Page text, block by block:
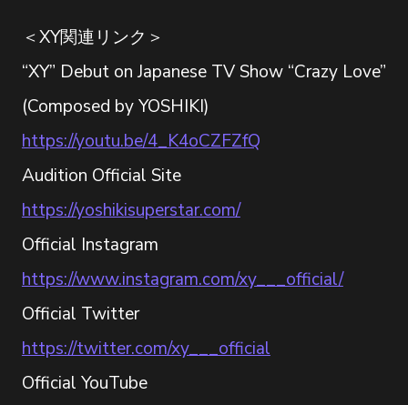
＜XY関連リンク＞
“XY” Debut on Japanese TV Show “Crazy Love”
(Composed by YOSHIKI)
https://youtu.be/4_K4oCZFZfQ
Audition Official Site
https://yoshikisuperstar.com/
Official Instagram
https://www.instagram.com/xy___official/
Official Twitter
https://twitter.com/xy___official
Official YouTube